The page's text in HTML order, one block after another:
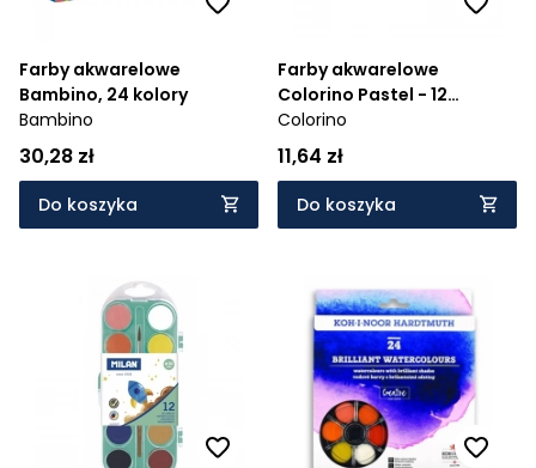
Farby akwarelowe
Bambino, 24 kolory
Bambino
30,28 zł
Do koszyka
Farby akwarelowe
Colorino Pastel - 12
kolorów, 1 szt (85443PTR)
Colorino
11,64 zł
Do koszyka